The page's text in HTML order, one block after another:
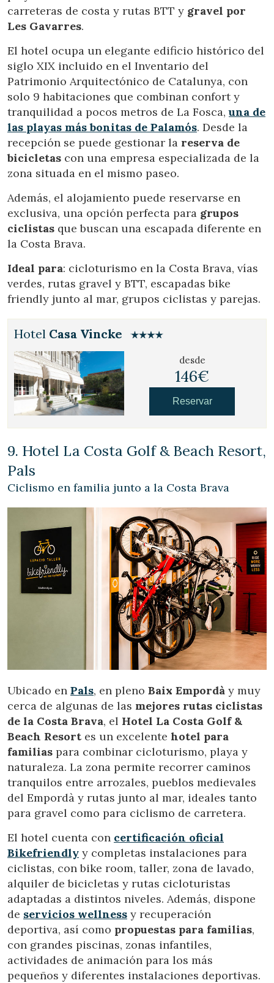
carreteras de costa y rutas BTT y gravel por
Les Gavarres.
El hotel ocupa un elegante edificio histórico del
siglo XIX incluido en el Inventario del
Patrimonio Arquitectónico de Catalunya, con
solo 9 habitaciones que combinan confort y
tranquilidad a pocos metros de La Fosca,una de
las playas más bonitas de Palamós. Desde la
recepción se puede gestionar la reserva de
bicicletas con una empresa especializada de la
zona situada en el mismo paseo.
Además, el alojamiento puede reservarse en
exclusiva, una opción perfecta para grupos
ciclistas que buscan una escapada diferente en
la Costa Brava.
Ideal para: cicloturismo en la Costa Brava, vías
verdes, rutas gravel y BTT, escapadas bike
friendly junto al mar, grupos ciclistas y parejas.
Hotel Casa Vincke
desde
146€
Reservar
9. Hotel La Costa Golf & Beach Resort,
Pals
Ciclismo en familia junto a la Costa Brava
Ubicado en Pals, en pleno Baix Empordà y muy
cerca de algunas de las mejores rutas ciclistas
de la Costa Brava, el Hotel La Costa Golf &
Beach Resort es un excelente hotel para
familias para combinar cicloturismo, playa y
naturaleza. La zona permite recorrer caminos
tranquilos entre arrozales, pueblos medievales
del Empordà y rutas junto al mar, ideales tanto
para gravel como para ciclismo de carretera.
El hotel cuenta con certificación oficial
Bikefriendly y completas instalaciones para
ciclistas, con bike room, taller, zona de lavado,
alquiler de bicicletas y rutas cicloturistas
adaptadas a distintos niveles. Además, dispone
de servicios wellness y recuperación
deportiva, así como propuestas para familias,
con grandes piscinas, zonas infantiles,
actividades de animación para los más
pequeños y diferentes instalaciones deportivas.